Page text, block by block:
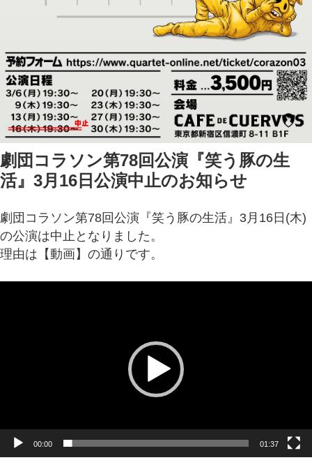
劇団コラソン第78回公演『笑う豚の生
活』3月16日公演中止のお知らせ
劇団コラソン第78回公演『笑う豚の生活』3月16日(木)
の公演は中止となりました。
理由は【動画】の通りです。
00:00 01:37